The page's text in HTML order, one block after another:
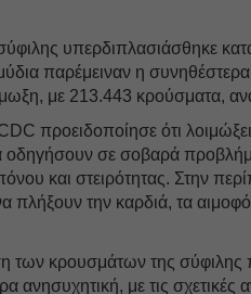
υπερδιπλασιάσθηκε
παρέμειναν η συνηθέστερα
με 213.443 κρούσματα,
προειδοποίησε ότι
οδηγήσουν σε σοβαρά
και στειρότητας. Στην
πλήξουν την καρδιά, τα
των κρουσμάτων της σύφιλης
ανησυχητική, με τις